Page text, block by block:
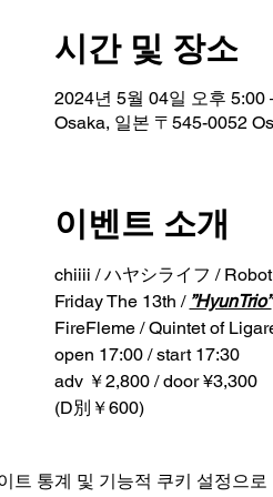
시간 및 장소
2024년 5월 04일 오후 5:00
Osaka, 일본 〒545-0052
이벤트 소개
chiiii / ハヤシライフ /
Friday The 13th / ”HyunTrio”
FireFleme / Quintet of
open 17:00 / start 17:30
adv ￥2,800 / door ¥3,300
(D別￥600)
트 통계 및 기능적 쿠키 설정으